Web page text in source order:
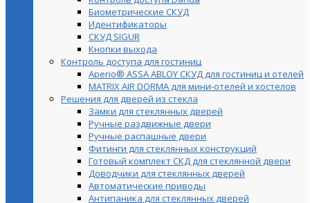
Биометрические СКУД
Идентификаторы
СКУД SIGUR
Кнопки выхода
Контроль доступа для гостиниц
Aperio® ASSA ABLOY СКУД для гостиниц и отелей
MATRIX AIR DORMA для мини-отелей и хостелов
Решения для дверей из стекла
Замки для стеклянных дверей
Ручные раздвижные двери
Ручные распашные двери
Фитинги для стеклянных конструкций
Готовый комплект СКД для стеклянной двери
Доводчики для стеклянных дверей
Автоматические приводы
Антипаника для стеклянных дверей